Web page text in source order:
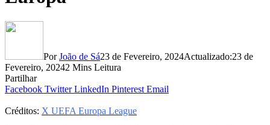
Por João de Sá23 de Fevereiro, 2024Actualizado:23 de
Fevereiro, 20242 Mins Leitura
Partilhar
Facebook Twitter LinkedIn Pinterest Email
Créditos: X UEFA Europa League